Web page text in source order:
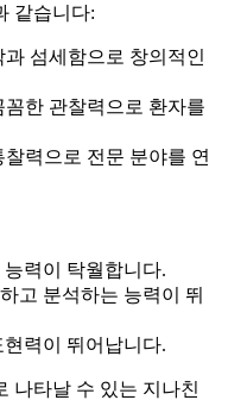
같습니다:
섬세함으로 창의적인
꼼한 관찰력으로 환자를
력으로 전문 분야를 연
력이 탁월합니다.
고 분석하는 능력이 뛰
력이 뛰어납니다.
나타날 수 있는 지나친